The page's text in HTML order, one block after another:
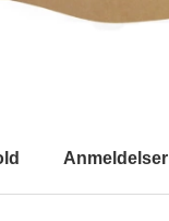
Anmeldelser